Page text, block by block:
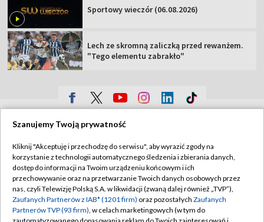
Sportowy wieczór (06.08.2026)
Lech ze skromną zaliczką przed rewanżem.
"Tego elementu zabrakło"
Sklep TVP
Biuro Reklamy
Oferta Handlowa
Telegazeta ogłoszenia
Polityka prywatności
Moje zgody
Biuro reklamy
Kontakt
Szanujemy Twoją prywatność
Kliknij "Akceptuję i przechodzę do serwisu", aby wyrazić zgody na
korzystanie z technologii automatycznego śledzenia i zbierania danych,
dostęp do informacji na Twoim urządzeniu końcowym i ich
przechowywanie oraz na przetwarzanie Twoich danych osobowych przez
nas, czyli Telewizję Polską S.A. w likwidacji (zwaną dalej również „TVP”),
Zaufanych Partnerów z IAB* (1201 firm) oraz pozostałych Zaufanych
Partnerów TVP (93 firm), w celach marketingowych (w tym do